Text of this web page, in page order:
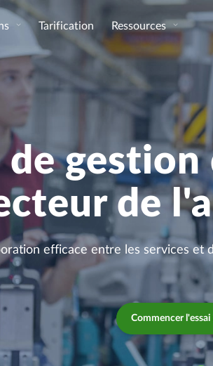
Tarification Ressources
de
de
efficace entre les services et
Commencer